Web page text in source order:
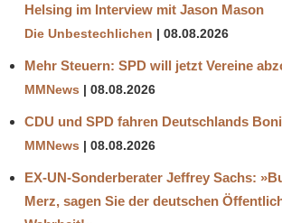
Helsing im Interview mit Jason Mason
Die Unbestechlichen 08.08.2026
Mehr Steuern: SPD will jetzt Vereine
MMNews 08.08.2026
CDU und SPD fahren Deutschlands
MMNews 08.08.2026
EX-UN-Sonderberater Jeffrey Sachs:
Merz, sagen Sie der deutschen